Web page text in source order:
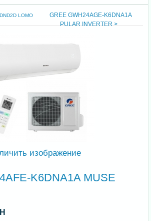
LOMO
GREE GWH24AGE-K6DNA1A
PULAR INVERTER >
изображение
K6DNA1A MUSE